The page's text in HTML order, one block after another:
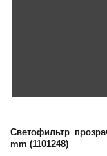
Светофильтр
mm (1101248)